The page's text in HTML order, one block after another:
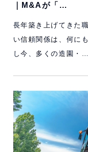
｜M&Aが「…
長年築き上げてきた
い信頼関係は、何に
し今、多くの造園・…